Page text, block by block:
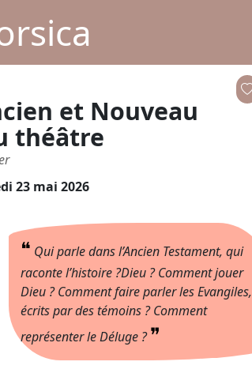
et Nouveau
théâtre
23 mai 2026
❝ Qui parle dans l’Ancien Testament, qui
raconte l’histoire ?Dieu ? Comment jouer
Dieu ? Comment faire parler les Evangiles,
écrits par des témoins ? Comment
représenter le Déluge ? ❞